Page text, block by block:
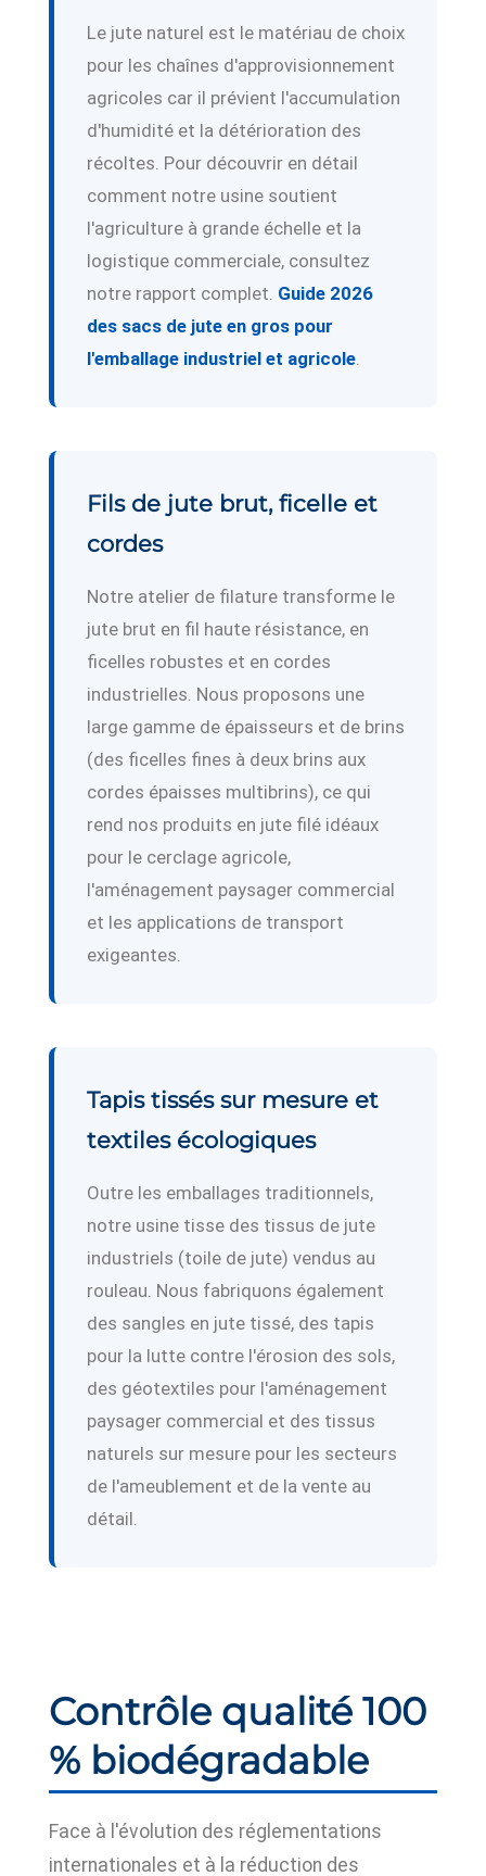
Le jute naturel est le matériau de choix
pour les chaînes d'approvisionnement
agricoles car il prévient l'accumulation
d'humidité et la détérioration des
récoltes. Pour découvrir en détail
comment notre usine soutient
l'agriculture à grande échelle et la
logistique commerciale, consultez
notre rapport complet. Guide 2026
des sacs de jute en gros pour
l'emballage industriel et agricole.
Fils de jute brut, ficelle et
cordes
Notre atelier de filature transforme le
jute brut en fil haute résistance, en
ficelles robustes et en cordes
industrielles. Nous proposons une
large gamme de épaisseurs et de brins
(des ficelles fines à deux brins aux
cordes épaisses multibrins), ce qui
rend nos produits en jute filé idéaux
pour le cerclage agricole,
l'aménagement paysager commercial
et les applications de transport
exigeantes.
Tapis tissés sur mesure et
textiles écologiques
Outre les emballages traditionnels,
notre usine tisse des tissus de jute
industriels (toile de jute) vendus au
rouleau. Nous fabriquons également
des sangles en jute tissé, des tapis
pour la lutte contre l'érosion des sols,
des géotextiles pour l'aménagement
paysager commercial et des tissus
naturels sur mesure pour les secteurs
de l'ameublement et de la vente au
détail.
Contrôle qualité 100
% biodégradable
Face à l'évolution des réglementations
internationales et à la réduction des